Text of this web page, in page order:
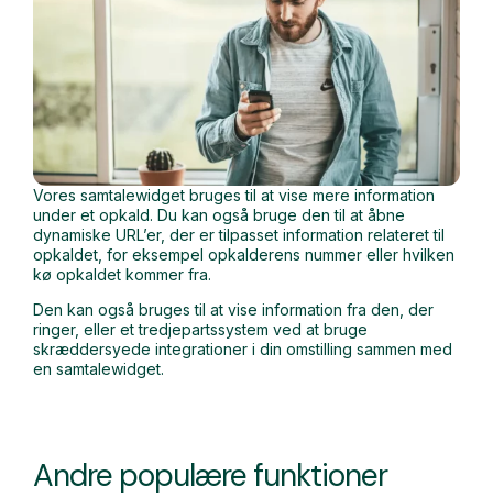
Vores samtalewidget bruges til at vise mere information
under et opkald. Du kan også bruge den til at åbne
dynamiske URL’er, der er tilpasset information relateret til
opkaldet, for eksempel opkalderens nummer eller hvilken
kø opkaldet kommer fra.
Den kan også bruges til at vise information fra den, der
ringer, eller et tredjepartssystem ved at bruge
skræddersyede integrationer i din omstilling sammen med
en samtalewidget.
Andre populære funktioner